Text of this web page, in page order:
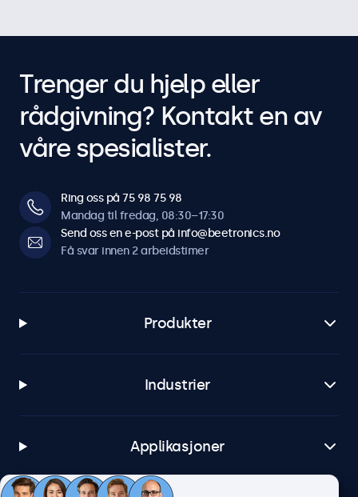
Trenger du hjelp eller
rådgivning? Kontakt en av
våre spesialister.
Ring oss på 75 98 75 98
Mandag til fredag, 08:30–17:30
Send oss en e-post på info@beetronics.no
Få svar innen 2 arbeidstimer
Produkter
Industrier
Applikasjoner